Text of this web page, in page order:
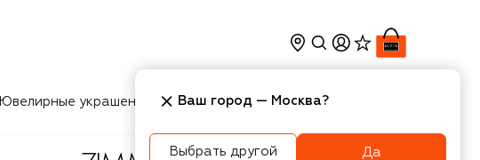
Ювелирные украшения Косметика Интерьер
Ваш город — Москва?
Выбрать другой Да